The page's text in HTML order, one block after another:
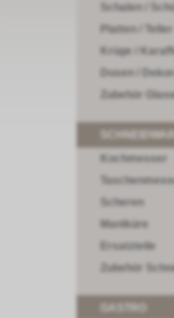
Schalen /
Platten / Teller
Krüge /
Dosen /
Zubehör
Kochmesser
Scheren
Maniküre
Ersatzteile
Zubehör